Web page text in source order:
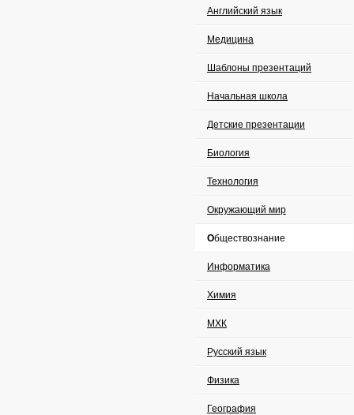
Английский язык
Медицина
Шаблоны презентаций
Начальная школа
Детские презентации
Биология
Технология
Окружающий мир
Обществознание
Информатика
Химия
МХК
Русский язык
Физика
География